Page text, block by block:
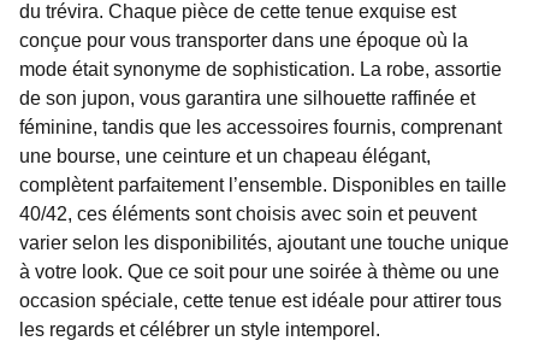
du trévira. Chaque pièce de cette tenue exquise est
conçue pour vous transporter dans une époque où la
mode était synonyme de sophistication. La robe, assortie
de son jupon, vous garantira une silhouette raffinée et
féminine, tandis que les accessoires fournis, comprenant
une bourse, une ceinture et un chapeau élégant,
complètent parfaitement l’ensemble. Disponibles en taille
40/42, ces éléments sont choisis avec soin et peuvent
varier selon les disponibilités, ajoutant une touche unique
à votre look. Que ce soit pour une soirée à thème ou une
occasion spéciale, cette tenue est idéale pour attirer tous
les regards et célébrer un style intemporel.